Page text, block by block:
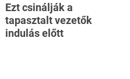
Ezt csinálják a
tapasztalt vezetők
indulás előtt